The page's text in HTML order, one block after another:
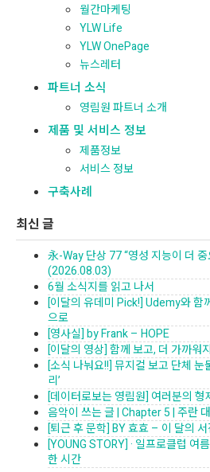
월간마케팅
YLW Life
YLW OnePage
뉴스레터
파트너 소식
영림원 파트너 소개
제품 및 서비스 정보
제품정보
서비스 정보
구축사례
최신 글
永-Way 단상 77 “영성 지능이 더
(2026.08.03)
6월 소식지를 읽고 나서
[이달의 유데미 Pick!] Udemy와 함
으로
[영사실] by Frank – HOPE
[이달의 영상] 함께 보고, 더 가까워
[소식 나눠요!!] 뮤지컬 보고 단체 눈
리’
[데이터로보는 영림원] 여러분의
음악이 쓰는 글 | Chapter 5 | 주란
[퇴근 후 문학] BY 효효 – 이 달의 서
[YOUNG STORY] · 일프로클럽 여
한 시간